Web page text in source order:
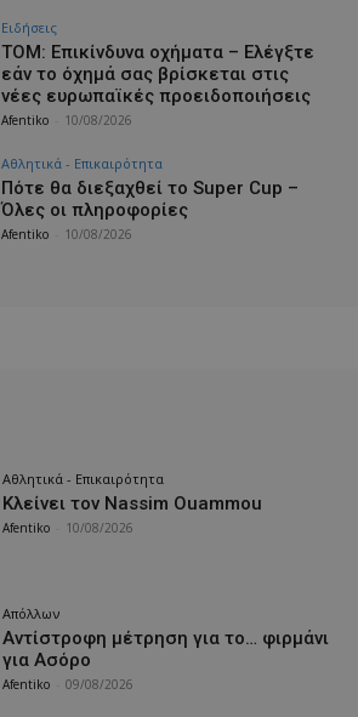
Ειδήσεις
ΤΟΜ: Επικίνδυνα οχήματα – Ελέγξτε
εάν το όχημά σας βρίσκεται στις
νέες ευρωπαϊκές προειδοποιήσεις
Afentiko 10/08/2026
Αθλητικά - Επικαιρότητα
Πότε θα διεξαχθεί το Super Cup –
Όλες οι πληροφορίες
Afentiko 10/08/2026
Αθλητικά - Επικαιρότητα
Κλείνει τον Nassim Ouammou
Afentiko 10/08/2026
Απόλλων
Αντίστροφη μέτρηση για το… φιρμάνι
για Ασόρο
Afentiko 09/08/2026